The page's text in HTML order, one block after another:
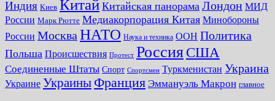
Индия Киев Китай Китайская панорама Лондон МИД
России Марк Рютте Медиакорпорация Китая Минобороны
России Москва НАТО Наука и техника ООН Политика
Польша Происшествия Протест Россия США
Соединенные Штаты Спорт Спортсмен Туркменистан Украина
Украине Украины Франция Эммануэль Макрон главное